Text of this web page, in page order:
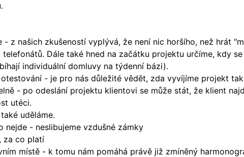
z našich zkušeností vyplývá, že není nic horšího, než hrát
Dále také hned na začátku projektu určíme, kdy
individuální domluvy na týdenní bázi).
- je pro nás důležité vědět, zda vyvíjíme projekt
- po odeslání projektu klientovi se může stát, že klient
utéci.
uděláme.
- neslibujeme vzdušné zámky
za co platí
místě - k tomu nám pomáhá právě již zmíněný